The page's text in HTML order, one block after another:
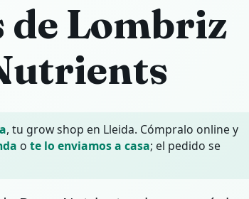
de Lombriz
, tu grow shop en Lleida. Cómpralo online y
o te lo enviamos a casa; el pedido se